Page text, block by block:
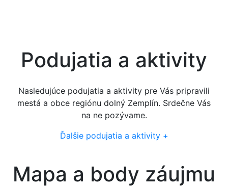
Podujatia a aktivity
Nasledujúce podujatia a aktivity pre Vás pripravili
mestá a obce regiónu dolný Zemplín. Srdečne Vás
na ne pozývame.
Ďalšie podujatia a aktivity +
Mapa a body záujmu